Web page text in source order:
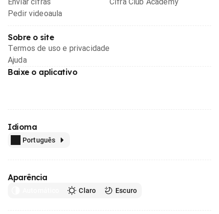
Pedir videoaula
Sobre o site
Termos de uso e privacidade
Ajuda
Baixe o aplicativo
Idioma
Português
Aparência
Claro Escuro